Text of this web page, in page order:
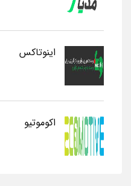
اینوتاکس
اکوموتیو